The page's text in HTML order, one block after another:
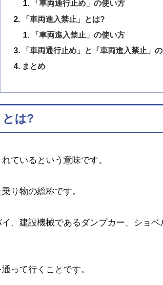
「車両通行止め」の使い方
「車両進入禁止」とは?
「車両進入禁止」の使い方
「車両通行止め」と「車両進入禁止」
まとめ
とは?
ているという意味です。
り物の総称です。
、建設機械であるダンプカー、ショ
って行くことです。